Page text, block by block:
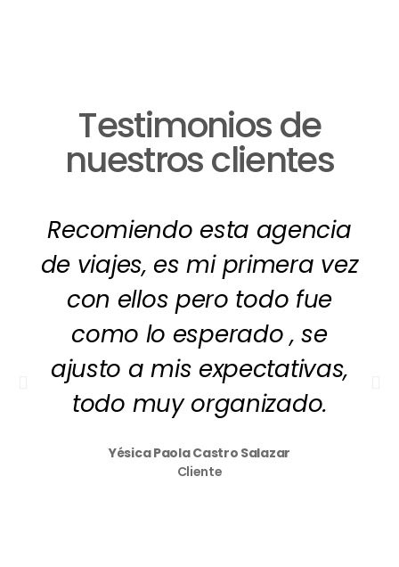
Testimonios de
nuestros clientes
Recomiendo esta agencia
de viajes, es mi primera vez
con ellos pero todo fue
como lo esperado , se
ajusto a mis expectativas,
todo muy organizado.
Yésica Paola Castro Salazar
Cliente